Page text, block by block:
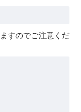
すのでご注意くだ